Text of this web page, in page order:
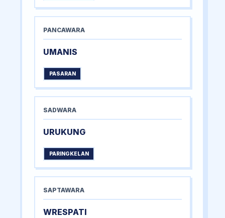
PANCAWARA
UMANIS
PASARAN
SADWARA
URUKUNG
PARINGKELAN
SAPTAWARA
WRESPATI